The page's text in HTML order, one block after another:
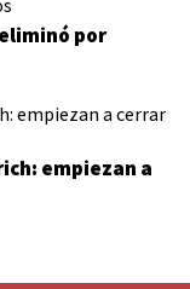
por
empiezan a